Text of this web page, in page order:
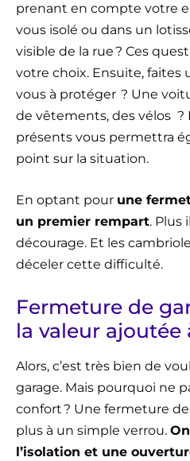
prenant en compte votre
vous isolé ou dans un
visible de la rue ? Ces
votre choix. Ensuite, faites
vous à protéger ? Une
de vêtements, des vélos ?
présents vous permettra
point sur la situation.
En optant pour une
un premier rempart. Plus
décourage. Et les
déceler cette difficulté.
Fermeture de
la valeur ajoutée
Alors, c’est très bien de
garage. Mais pourquoi ne
confort ? Une fermeture
plus à un simple verrou.
l’isolation et une